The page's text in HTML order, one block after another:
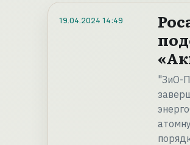
19.04.2024 14:49
"ЗиО-